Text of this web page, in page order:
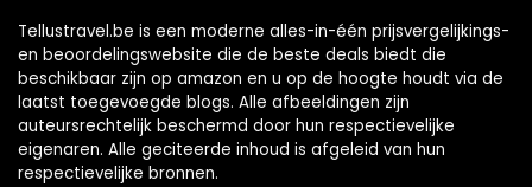
Tellustravel.be is een moderne alles-in-één prijsvergelijkings-
en beoordelingswebsite die de beste deals biedt die
beschikbaar zijn op amazon en u op de hoogte houdt via de
laatst toegevoegde blogs. Alle afbeeldingen zijn
auteursrechtelijk beschermd door hun respectievelijke
eigenaren. Alle geciteerde inhoud is afgeleid van hun
respectievelijke bronnen.